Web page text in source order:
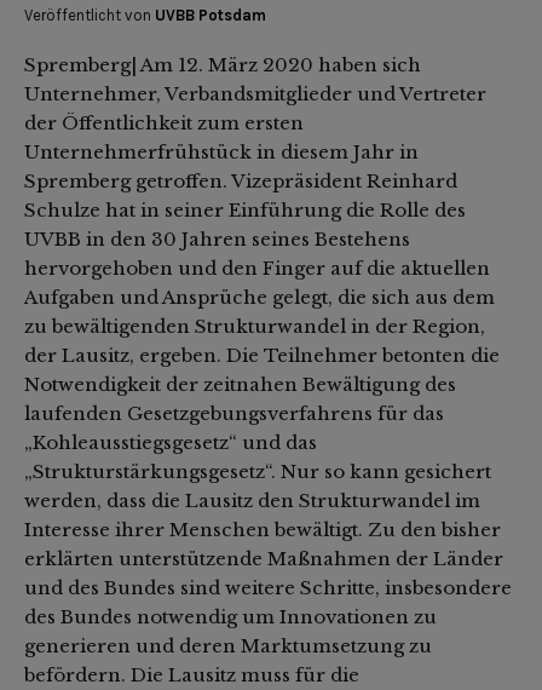
Veröffentlicht von UVBB Potsdam
Spremberg| Am 12. März 2020 haben sich
Unternehmer, Verbandsmitglieder und Vertreter
der Öffentlichkeit zum ersten
Unternehmerfrühstück in diesem Jahr in
Spremberg getroffen. Vizepräsident Reinhard
Schulze hat in seiner Einführung die Rolle des
UVBB in den 30 Jahren seines Bestehens
hervorgehoben und den Finger auf die aktuellen
Aufgaben und Ansprüche gelegt, die sich aus dem
zu bewältigenden Strukturwandel in der Region,
der Lausitz, ergeben. Die Teilnehmer betonten die
Notwendigkeit der zeitnahen Bewältigung des
laufenden Gesetzgebungsverfahrens für das
„Kohleausstiegsgesetz“ und das
„Strukturstärkungsgesetz“. Nur so kann gesichert
werden, dass die Lausitz den Strukturwandel im
Interesse ihrer Menschen bewältigt. Zu den bisher
erklärten unterstützende Maßnahmen der Länder
und des Bundes sind weitere Schritte, insbesondere
des Bundes notwendig um Innovationen zu
generieren und deren Marktumsetzung zu
befördern. Die Lausitz muss für die